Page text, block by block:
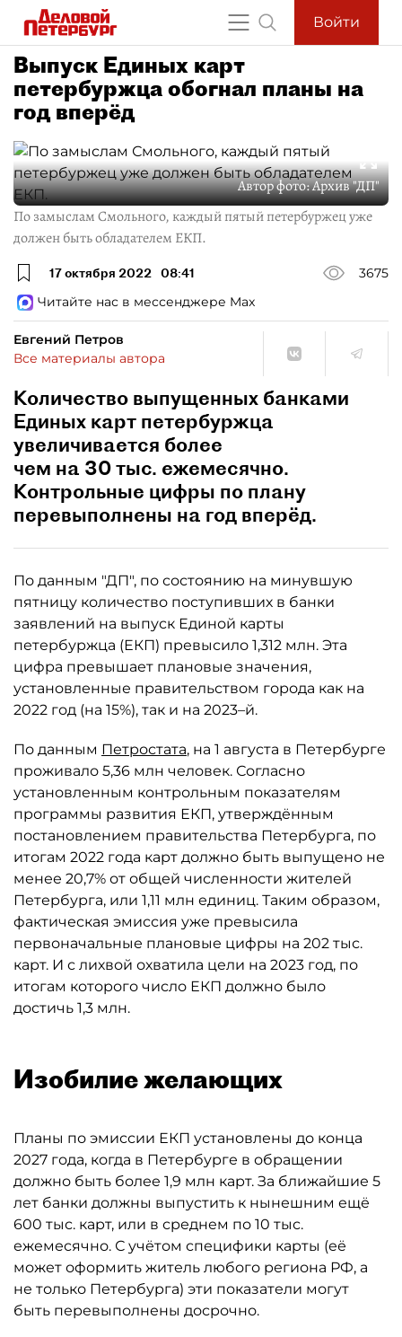
Войти
Выпуск Единых карт
петербуржца обогнал планы на
год вперёд
Автор фото:Архив "ДП"
По замыслам Смольного, каждый пятый петербуржец уже
должен быть обладателем ЕКП.
17 октября 2022 08:41
3675
Читайте нас в мессенджере Max
Евгений Петров
Все материалы автора
Количество выпущенных банками
Единых карт петербуржца
увеличивается более
чем на 30 тыс. ежемесячно.
Контрольные цифры по плану
перевыполнены на год вперёд.
По данным "ДП", по состоянию на минувшую
пятницу количество поступивших в банки
заявлений на выпуск Единой карты
петербуржца (ЕКП) превысило 1,312 млн. Эта
цифра превышает плановые значения,
установленные правительством города как на
2022 год (на 15%), так и на 2023–й.
По данным Петростата, на 1 августа в Петербурге
проживало 5,36 млн человек. Согласно
установленным контрольным показателям
программы развития ЕКП, утверждённым
постановлением правительства Петербурга, по
итогам 2022 года карт должно быть выпущено не
менее 20,7% от общей численности жителей
Петербурга, или 1,11 млн единиц. Таким образом,
фактическая эмиссия уже превысила
первоначальные плановые цифры на 202 тыс.
карт. И с лихвой охватила цели на 2023 год, по
итогам которого число ЕКП должно было
достичь 1,3 млн.
Изобилие желающих
Планы по эмиссии ЕКП установлены до конца
2027 года, когда в Петербурге в обращении
должно быть более 1,9 млн карт. За ближайшие 5
лет банки должны выпустить к нынешним ещё
600 тыс. карт, или в среднем по 10 тыс.
ежемесячно. С учётом специфики карты (её
может оформить житель любого региона РФ, а
не только Петербурга) эти показатели могут
быть перевыполнены досрочно.